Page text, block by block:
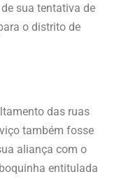
sua tentativa de
o distrito de
das ruas
também fosse
aliança com o
entitulada